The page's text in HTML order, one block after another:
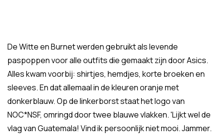
De Witte en Burnet werden gebruikt als levende
paspoppen voor alle outfits die gemaakt zijn door Asics.
Alles kwam voorbij: shirtjes, hemdjes, korte broeken en
sleeves. En dat allemaal in de kleuren oranje met
donkerblauw. Op de linkerborst staat het logo van
NOC*NSF, omringd door twee blauwe vlakken. 'Lijkt wel de
vlag van Guatemala! Vind ik persoonlijk niet mooi. Jammer.